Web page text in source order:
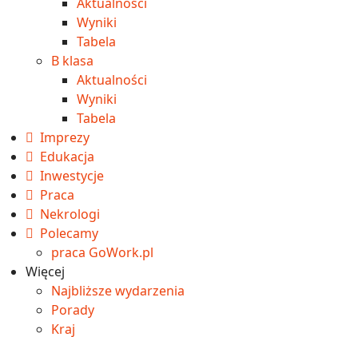
Wyniki
Tabela
B klasa
Aktualności
Wyniki
Tabela
Imprezy
Edukacja
Inwestycje
Praca
Nekrologi
Polecamy
praca GoWork.pl
Więcej
Najbliższe wydarzenia
Porady
Kraj